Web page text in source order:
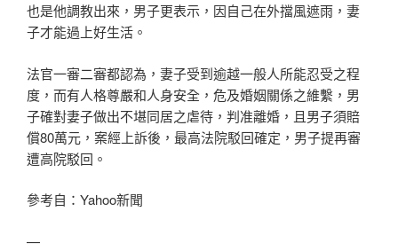
也是他調教出來，男子更表示，因自己在外擋風遮雨，妻
子才能過上好生活。
法官一審二審都認為，妻子受到逾越一般人所能忍受之程
度，而有人格尊嚴和人身安全，危及婚姻關係之維繫，男
子確對妻子做出不堪同居之虐待，判准離婚，且男子須賠
償80萬元，案經上訴後，最高法院駁回確定，男子提再審
遭高院駁回。
參考自：Yahoo新聞
—